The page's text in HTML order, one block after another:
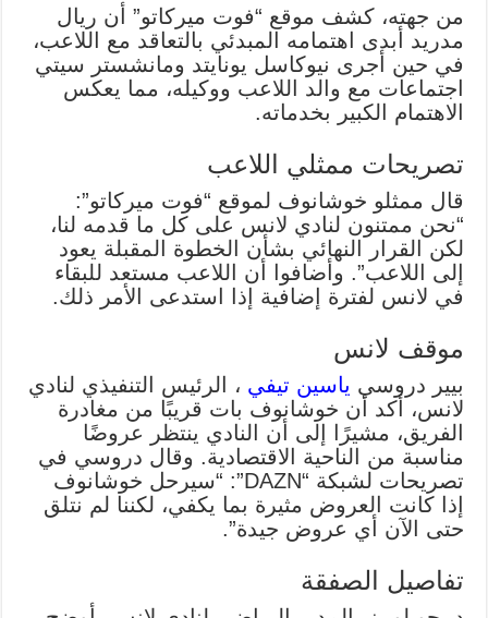
من جهته، كشف موقع “فوت ميركاتو” أن ريال
مدريد أبدى اهتمامه المبدئي بالتعاقد مع اللاعب،
في حين أجرى نيوكاسل يونايتد ومانشستر سيتي
اجتماعات مع والد اللاعب ووكيله، مما يعكس
الاهتمام الكبير بخدماته.
تصريحات ممثلي اللاعب
قال ممثلو خوشانوف لموقع “فوت ميركاتو”:
“نحن ممتنون لنادي لانس على كل ما قدمه لنا،
لكن القرار النهائي بشأن الخطوة المقبلة يعود
إلى اللاعب”. وأضافوا أن اللاعب مستعد للبقاء
في لانس لفترة إضافية إذا استدعى الأمر ذلك.
موقف لانس
بيير دروسي ياسين تيفي ، الرئيس التنفيذي لنادي
لانس، أكد أن خوشانوف بات قريبًا من مغادرة
الفريق، مشيرًا إلى أن النادي ينتظر عروضًا
مناسبة من الناحية الاقتصادية. وقال دروسي في
تصريحات لشبكة “DAZN”: “سيرحل خوشانوف
إذا كانت العروض مثيرة بما يكفي، لكننا لم نتلق
حتى الآن أي عروض جيدة”.
تفاصيل الصفقة